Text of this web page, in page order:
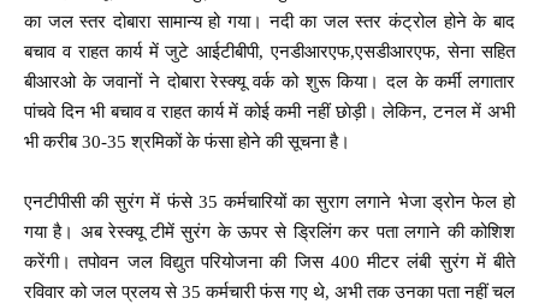
का जल स्तर दोबारा सामान्य हो गया। नदी का जल स्तर कंट्रोल होने के बाद
बचाव व राहत कार्य में जुटे आईटीबीपी, एनडीआरएफ,एसडीआरएफ, सेना सहित
बीआरओ के जवानों ने दोबारा रेस्क्यू वर्क को शुरू किया। दल के कर्मी लगातार
पांचवे दिन भी बचाव व राहत कार्य में कोई कमी नहीं छाेड़ी। लेकिन, टनल में अभी
भी करीब 30-35 श्रमिकों के फंसा होने की सूचना है।
एनटीपीसी की सुरंग में फंसे 35 कर्मचारियों का सुराग लगाने भेजा ड्रोन फेल हो
गया है। अब रेस्क्यू टीमें सुरंग के ऊपर से ड्रिलिंग कर पता लगाने की कोशिश
करेंगी। तपोवन जल विद्युत परियोजना की जिस 400 मीटर लंबी सुरंग में बीते
रविवार को जल प्रलय से 35 कर्मचारी फंस गए थे, अभी तक उनका पता नहीं चल